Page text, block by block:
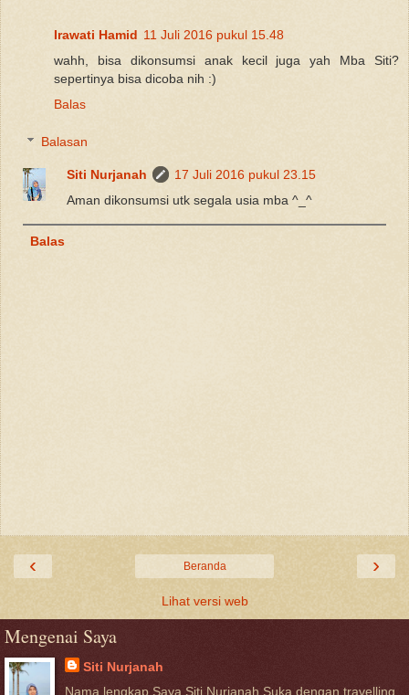
Irawati Hamid 11 Juli 2016 pukul 15.48
wahh, bisa dikonsumsi anak kecil juga yah Mba Siti?
sepertinya bisa dicoba nih :)
Balas
Balasan
Siti Nurjanah
17 Juli 2016 pukul 23.15
Aman dikonsumsi utk segala usia mba ^_^
Balas
‹ ›
Beranda
Lihat versi web
Mengenai Saya
Siti Nurjanah
Nama lengkap Saya Siti Nurjanah Suka dengan travelling,